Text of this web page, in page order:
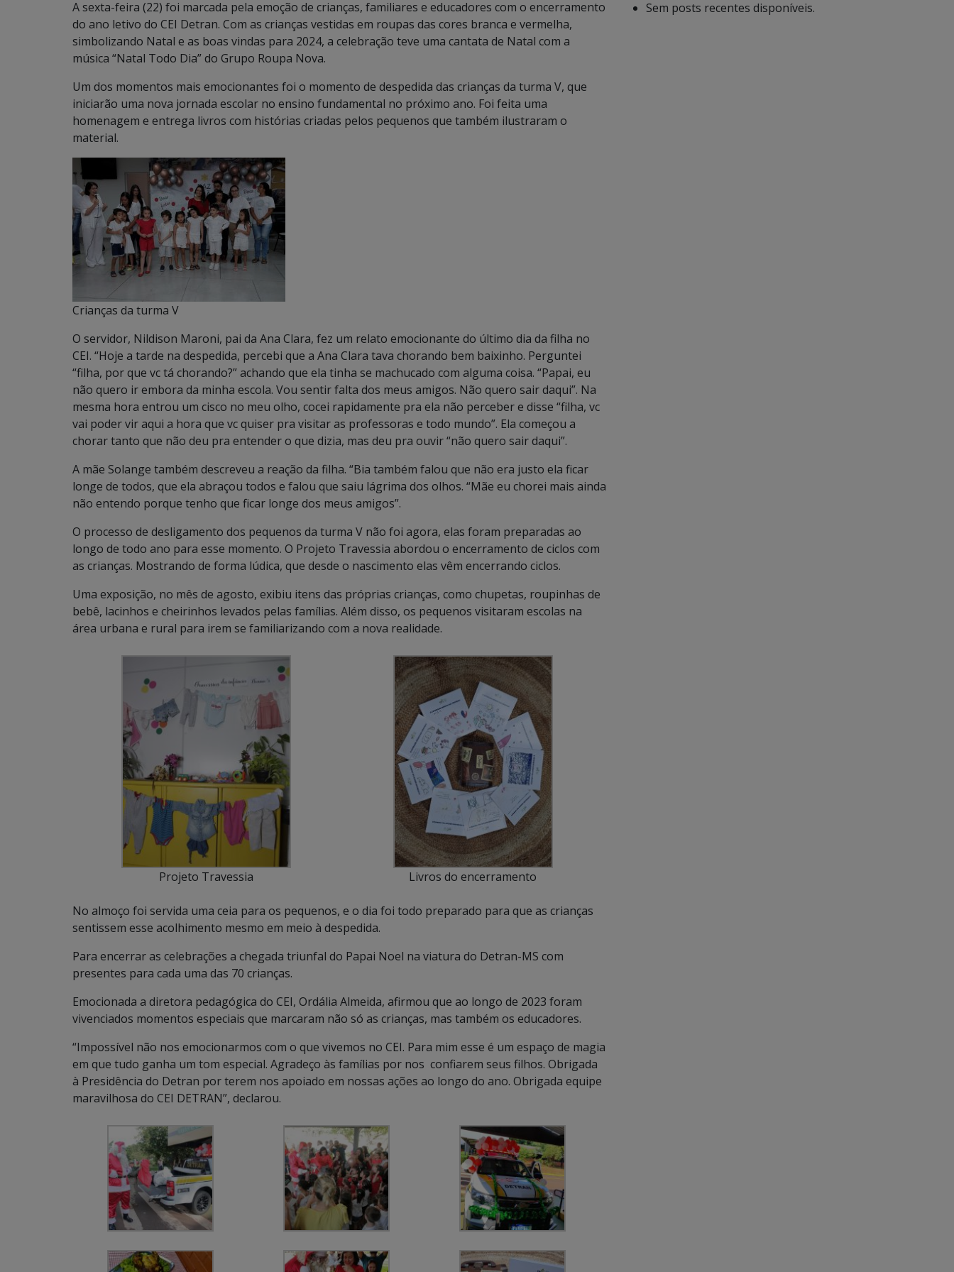
A sexta-feira (22) foi marcada pela emoção de crianças, familiares e educadores com o encerramento
do ano letivo do CEI Detran. Com as crianças vestidas em roupas das cores branca e vermelha,
simbolizando Natal e as boas vindas para 2024, a celebração teve uma cantata de Natal com a
música “Natal Todo Dia” do Grupo Roupa Nova.
Um dos momentos mais emocionantes foi o momento de despedida das crianças da turma V, que
iniciarão uma nova jornada escolar no ensino fundamental no próximo ano. Foi feita uma
homenagem e entrega livros com histórias criadas pelos pequenos que também ilustraram o
material.
Crianças da turma V
O servidor, Nildison Maroni, pai da Ana Clara, fez um relato emocionante do último dia da filha no
CEI. “Hoje a tarde na despedida, percebi que a Ana Clara tava chorando bem baixinho. Perguntei
“filha, por que vc tá chorando?” achando que ela tinha se machucado com alguma coisa. “Papai, eu
não quero ir embora da minha escola. Vou sentir falta dos meus amigos. Não quero sair daqui”. Na
mesma hora entrou um cisco no meu olho, cocei rapidamente pra ela não perceber e disse “filha, vc
vai poder vir aqui a hora que vc quiser pra visitar as professoras e todo mundo”. Ela começou a
chorar tanto que não deu pra entender o que dizia, mas deu pra ouvir “não quero sair daqui”.
A mãe Solange também descreveu a reação da filha. “Bia também falou que não era justo ela ficar
longe de todos, que ela abraçou todos e falou que saiu lágrima dos olhos. “Mãe eu chorei mais ainda
não entendo porque tenho que ficar longe dos meus amigos”.
O processo de desligamento dos pequenos da turma V não foi agora, elas foram preparadas ao
longo de todo ano para esse momento. O Projeto Travessia abordou o encerramento de ciclos com
as crianças. Mostrando de forma lúdica, que desde o nascimento elas vêm encerrando ciclos.
Uma exposição, no mês de agosto, exibiu itens das próprias crianças, como chupetas, roupinhas de
bebê, lacinhos e cheirinhos levados pelas famílias. Além disso, os pequenos visitaram escolas na
área urbana e rural para irem se familiarizando com a nova realidade.
Projeto Travessia Livros do encerramento
No almoço foi servida uma ceia para os pequenos, e o dia foi todo preparado para que as crianças
sentissem esse acolhimento mesmo em meio à despedida.
Para encerrar as celebrações a chegada triunfal do Papai Noel na viatura do Detran-MS com
presentes para cada uma das 70 crianças.
Emocionada a diretora pedagógica do CEI, Ordália Almeida, afirmou que ao longo de 2023 foram
vivenciados momentos especiais que marcaram não só as crianças, mas também os educadores.
“Impossível não nos emocionarmos com o que vivemos no CEI. Para mim esse é um espaço de magia
em que tudo ganha um tom especial. Agradeço às famílias por nos confiarem seus filhos. Obrigada
à Presidência do Detran por terem nos apoiado em nossas ações ao longo do ano. Obrigada equipe
maravilhosa do CEI DETRAN”, declarou.
Sem posts recentes disponíveis.